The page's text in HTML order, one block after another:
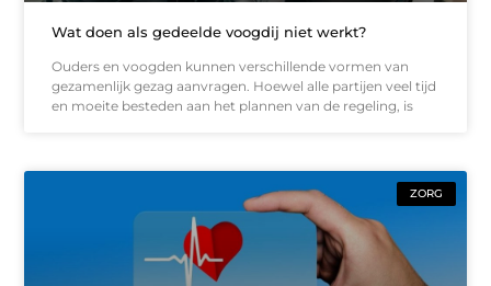
Wat doen als gedeelde voogdij niet werkt?
Ouders en voogden kunnen verschillende vormen van
gezamenlijk gezag aanvragen. Hoewel alle partijen veel tijd
en moeite besteden aan het plannen van de regeling, is
ZORG